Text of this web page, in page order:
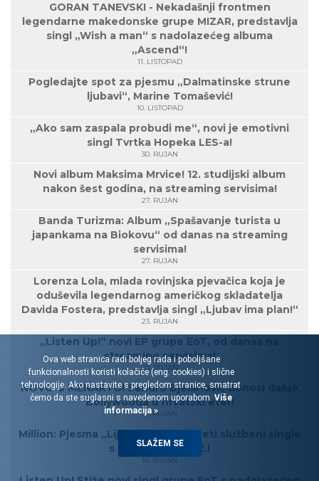
GORAN TANEVSKI - Nekadašnji frontmen
legendarne makedonske grupe MIZAR, predstavlja
singl „Wish a man“ s nadolazećeg albuma
„Ascend“!
11. LISTOPAD
Pogledajte spot za pjesmu „Dalmatinske strune
ljubavi“, Marine Tomašević!
10. LISTOPAD
„Ako sam zaspala probudi me“, novi je emotivni
singl Tvrtka Hopeka LES-a!
30. RUJAN
Novi album Maksima Mrvice! 12. studijski album
nakon šest godina, na streaming servisima!
27. RUJAN
Banda Turizma: Album „Spašavanje turista u
japankama na Biokovu“ od danas na streaming
servisima!
27. RUJAN
Lorenza Lola, mlada rovinjska pjevačica koja je
oduševila legendarnog američkog skladatelja
Davida Fostera, predstavlja singl „Ljubav ima plan!“
23. RUJAN
„Listen Up!“ novi EP grupe EoT, od danas na
streaming servisima!
20. RUJAN
NOVO U MENARTU! Sandro Bjelanović donosi dašak
Bollywooda u hrvatski eter!
17. RUJAN
Million: Pjesma „Lijepe dame“ je peti službeni single
s albuma Million 2.!
16. RUJAN
Ova web stranica radi boljeg rada i poboljšane
funkcionalnosti koristi kolačiće (eng. cookies) i slične
tehnologije. Ako nastavite s pregledom stranice, smatrat
ćemo da ste suglasni s navedenom uporabom. Više
informacija »
SLAŽEM SE